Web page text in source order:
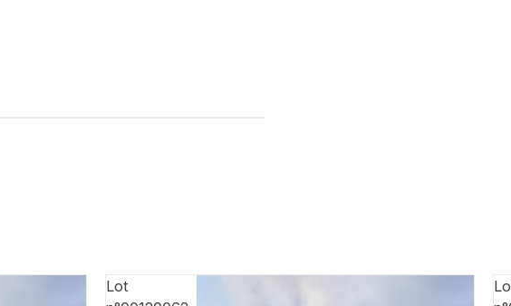
Lot